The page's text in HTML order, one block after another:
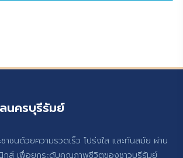
นครบุรีรัมย์
าชนด้วยความรวดเร็ว โปร่งใส และทันสมัย ผ่าน
กส์ เพื่อยกระดับคุณภาพชีวิตของชาวบุรีรัมย์